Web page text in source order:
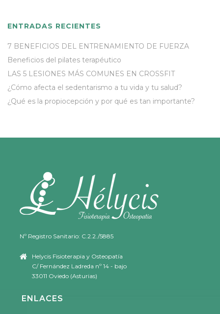
ENTRADAS RECIENTES
7 BENEFICIOS DEL ENTRENAMIENTO DE FUERZA
Beneficios del pilates terapéutico
LAS 5 LESIONES MÁS COMUNES EN CROSSFIT
¿Cómo afecta el sedentarismo a tu vida y tu salud?
¿Qué es la propiocepción y por qué es tan importante?
Nº Registro Sanitario: C.2.2./5885
Helycis Fisioterapia y Osteopatía
C/ Fernández Ladreda nº 14 - bajo
33011 Oviedo (Asturias)
ENLACES